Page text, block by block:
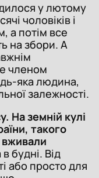
у лютому
чоловіків і
а потім все
на збори. А
членом
яка людина,
залежності.
На земній кулі
такого
будні. Від
або просто для